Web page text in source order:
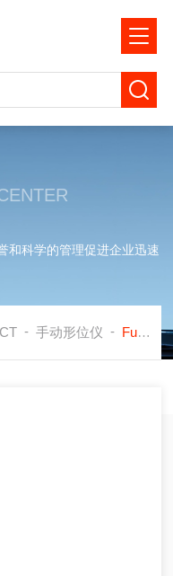
和科学的管理促进企业迅速
- 手动形位仪 - Fulcrum丹青Aberlink车间现场手动形位仪